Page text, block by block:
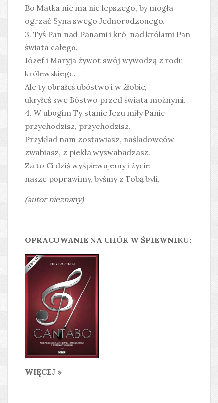
Bo Matka nie ma nic lepszego, by mogła
ogrzać Syna swego Jednorodzonego.
3. Tyś Pan nad Panami i król nad królami Pan
świata całego.
Józef i Maryja żywot swój wywodzą z rodu
królewskiego.
Ale ty obrałeś ubóstwo i w żłobie,
ukryłeś swe Bóstwo przed świata możnymi.
4. W ubogim Ty stanie Jezu miły Panie
przychodzisz, przychodzisz.
Przykład nam zostawiasz, naśladowców
zwabiasz, z piekła wyswabadzasz.
Za to Ci dziś wyśpiewujemy i życie
nasze poprawimy, byśmy z Tobą byli.
(autor nieznany)
---------------------
OPRACOWANIE NA CHÓR W ŚPIEWNIKU:
WIĘCEJ »